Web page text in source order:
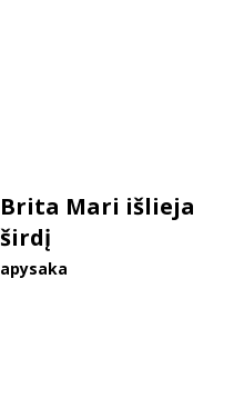
Brita Mari išlieja
širdį
apysaka